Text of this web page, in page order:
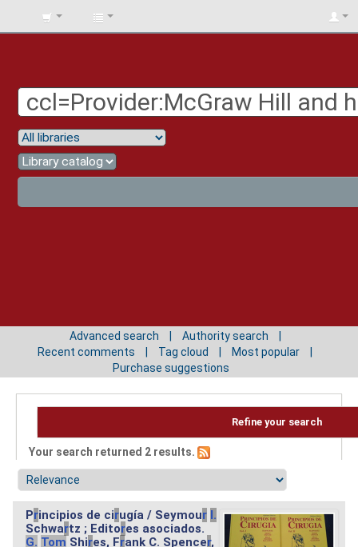
BIBLIOTECA
Advanced search
Authority search
Recent comments
Tag cloud
Most popular
Purchase suggestions
Refine your search
Your search returned 2 results.
Principios de cirugía / Seymour I.
Schwartz ; Editores asociados.
G. Tom Shires, Frank C. Spencer,